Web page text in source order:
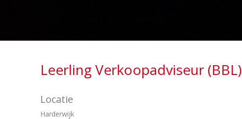
Leerling Verkoopadviseur (BBL)
Locatie
Harderwijk